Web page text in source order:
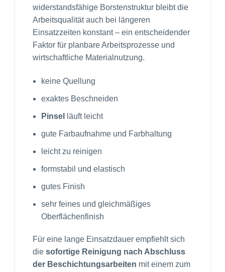
widerstandsfähige Borstenstruktur bleibt die
Arbeitsqualität auch bei längeren
Einsatzzeiten konstant – ein entscheidender
Faktor für planbare Arbeitsprozesse und
wirtschaftliche Materialnutzung.
keine Quellung
exaktes Beschneiden
Pinsel läuft leicht
gute Farbaufnahme und Farbhaltung
leicht zu reinigen
formstabil und elastisch
gutes Finish
sehr feines und gleichmäßiges
Oberflächenfinish
Für eine lange Einsatzdauer empfiehlt sich
die sofortige Reinigung nach Abschluss
der Beschichtungsarbeiten mit einem zum